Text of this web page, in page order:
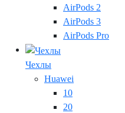
AirPods 2
AirPods 3
AirPods Pro
Чехлы
Huawei
10
20